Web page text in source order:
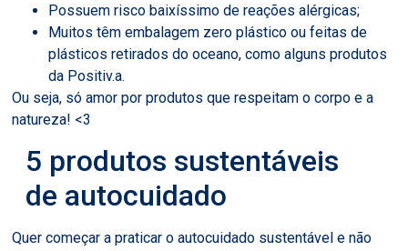
Possuem risco baixíssimo de reações alérgicas;
Muitos têm embalagem zero plástico ou feitas de
plásticos retirados do oceano, como alguns produtos
da Positiv.a.
Ou seja, só amor por produtos que respeitam o corpo e a
natureza! <3
5 produtos sustentáveis
de autocuidado
Quer começar a praticar o autocuidado sustentável e não